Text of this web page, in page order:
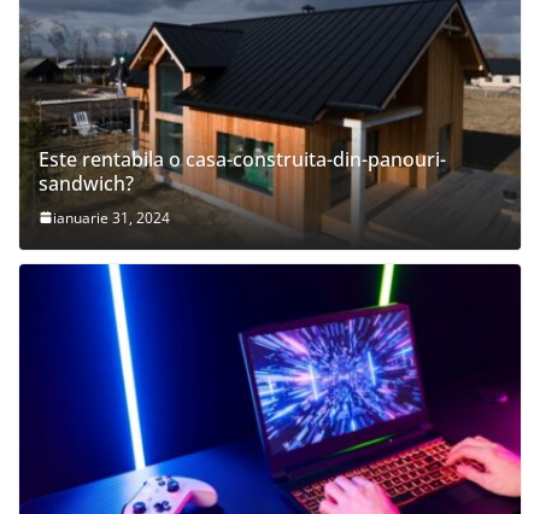
Este rentabila o casa-construita-din-panouri-
sandwich?
ianuarie 31, 2024